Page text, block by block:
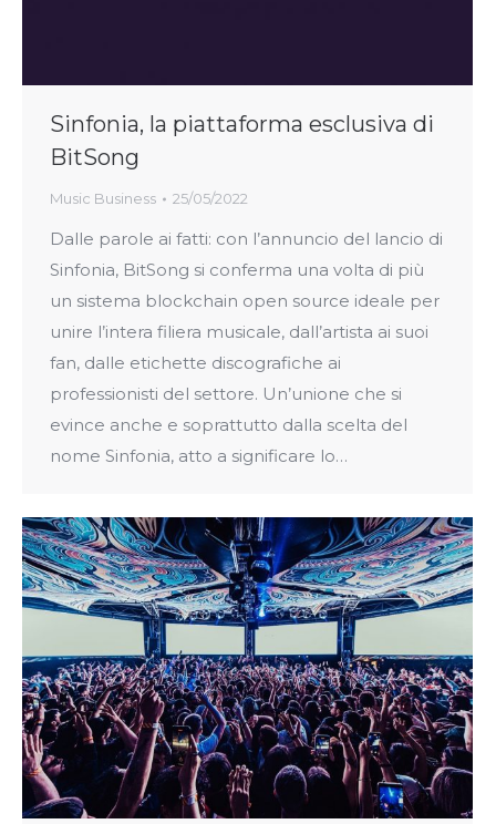
Sinfonia, la piattaforma esclusiva di
BitSong
Music Business 25/05/2022
Dalle parole ai fatti: con l’annuncio del lancio di
Sinfonia, BitSong si conferma una volta di più
un sistema blockchain open source ideale per
unire l’intera filiera musicale, dall’artista ai suoi
fan, dalle etichette discografiche ai
professionisti del settore. Un’unione che si
evince anche e soprattutto dalla scelta del
nome Sinfonia, atto a significare lo…